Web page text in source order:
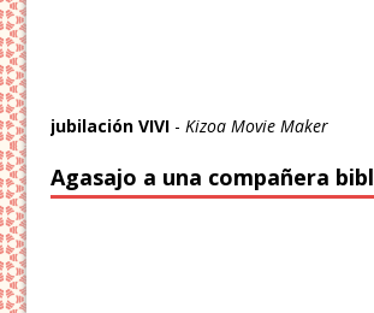
jubilación VIVI - Kizoa Movie Maker
Agasajo a una compañera